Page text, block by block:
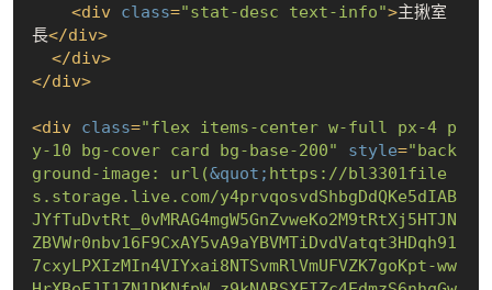
<div class="stat-desc text-info">主揪室
長</div>
</div>
</div>
<div class="flex items-center w-full px-4 p
y-10 bg-cover card bg-base-200"
style="back
ground-image: url(&quot; https://bl3301file
s.storage.live.com/y4prvqosvdShbgDdQKe5dIAB
JYfTuDvtRt_0vMRAG4mgW5GnZvweKo2M9tRtXj5HTJN
ZBVWr0nbv16F9CxAY5vA9aYBVMTiDvdVatqt3HDqh91
7cxyLPXIzMIn4VIYxai8NTSvmRlVmUFVZK7goKpt-ww